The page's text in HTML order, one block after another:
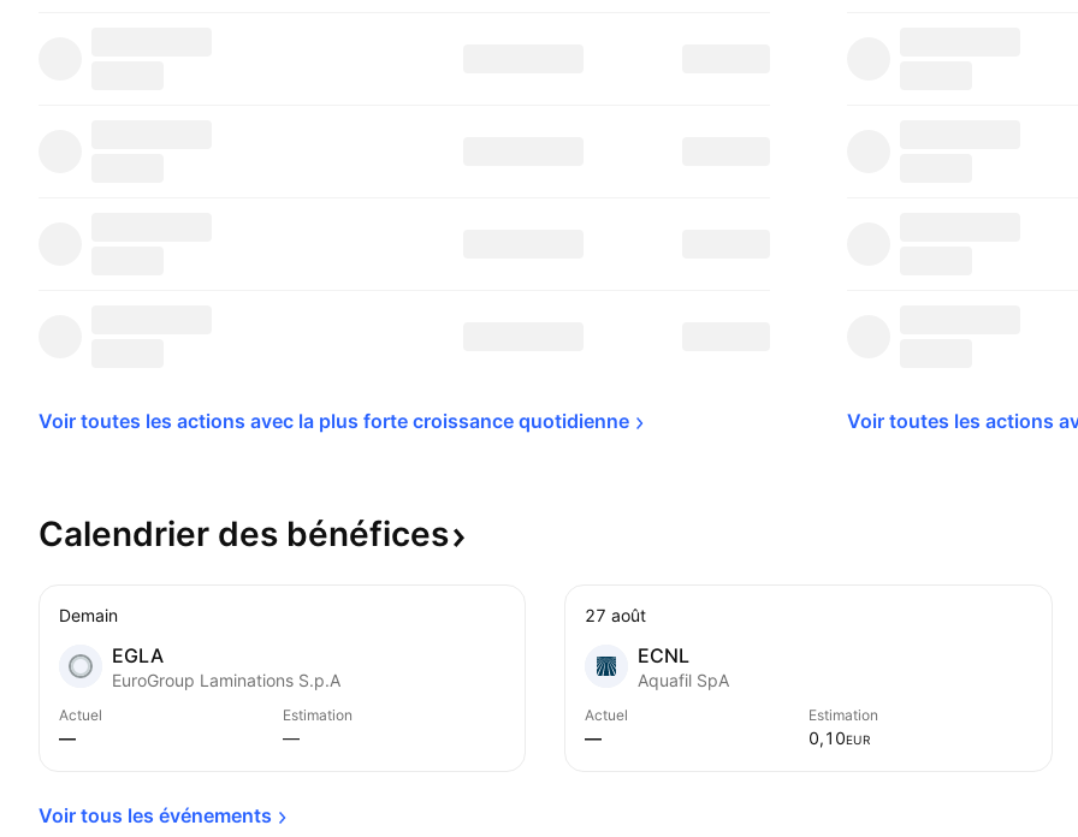
Voir toutes les actions avec la plus forte croissance quotidienne Voir toutes les actions
Calendrier des bénéfices
Demain
EGLA
EuroGroup Laminations S.p.A
Actuel
—
Estimation
—
27 août
ECNL
Aquafil SpA
Actuel
—
Estimation
0,10EUR
Voir tous les événements